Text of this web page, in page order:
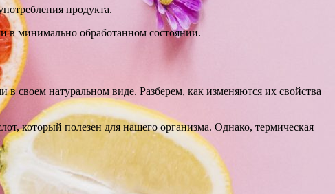
продукта.
в минимально обработанном состоянии.
своем натуральном виде. Разберем, как изменяются их свойства
который полезен для нашего организма. Однако, термическая